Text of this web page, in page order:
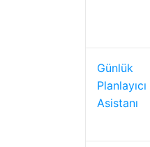
Günlük
Planlayıcı
Asistanı